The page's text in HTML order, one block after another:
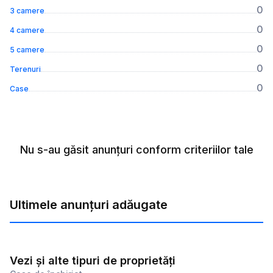
3 camere 0
4 camere 0
5 camere 0
Terenuri 0
Case 0
Nu s-au găsit anunțuri conform criteriilor tale
Ultimele anunțuri adăugate
Vezi și alte tipuri de proprietăți